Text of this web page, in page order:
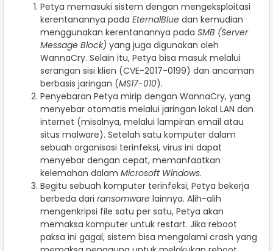
Petya memasuki sistem dengan mengeksploitasi
kerentanannya pada EternalBlue dan kemudian
menggunakan kerentanannya pada SMB (Server
Message Block) yang juga digunakan oleh
WannaCry. Selain itu, Petya bisa masuk melalui
serangan sisi klien (CVE-2017-0199) dan ancaman
berbasis jaringan (MS17-010).
Penyebaran Petya mirip dengan WannaCry, yang
menyebar otomatis melalui jaringan lokal LAN dan
internet (misalnya, melalui lampiran email atau
situs malware). Setelah satu komputer dalam
sebuah organisasi terinfeksi, virus ini dapat
menyebar dengan cepat, memanfaatkan
kelemahan dalam Microsoft Windows.
Begitu sebuah komputer terinfeksi, Petya bekerja
berbeda dari ransomware lainnya. Alih-alih
mengenkripsi file satu per satu, Petya akan
memaksa komputer untuk restart. Jika reboot
paksa ini gagal, sistem bisa mengalami crash yang